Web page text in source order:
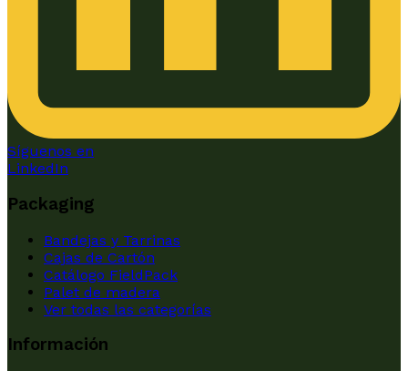
Síguenos en
LinkedIn
Packaging
Bandejas y Tarrinas
Cajas de Cartón
Catálogo FieldPack
Palet de madera
Ver todas las categorías
Información